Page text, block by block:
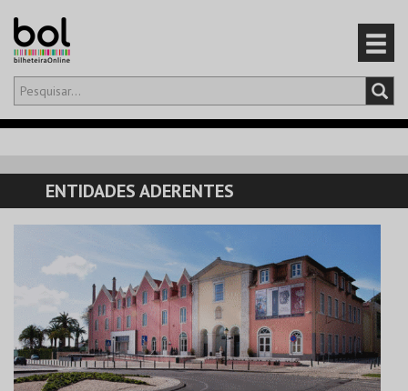
Olá,iniciar sessão
CARRINHO
EVENTOS
CARTÕES
PRODUTOS
ENTIDADES ADERENTES